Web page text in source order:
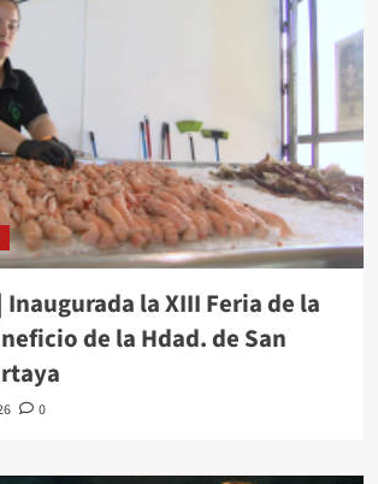
Inaugurada la XIII Feria de la
de la Hdad. de San
0